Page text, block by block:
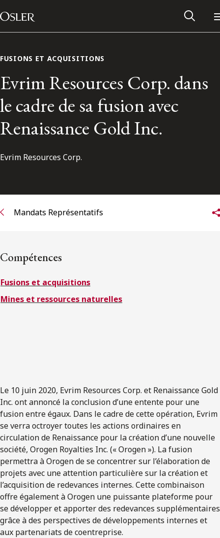
Passer au contenu
Main Navigation
S’abonner aux articles Osler
S’abonner
FUSIONS ET ACQUISITIONS
Evrim Resources Corp. dans
le cadre de sa fusion avec
Renaissance Gold Inc.
Evrim Resources Corp.
Mandats Représentatifs
Compétences
Fusions et acquisitions
Mines et ressources naturelles
Le 10 juin 2020, Evrim Resources Corp. et Renaissance Gold
Inc. ont annoncé la conclusion d’une entente pour une
fusion entre égaux. Dans le cadre de cette opération, Evrim
se verra octroyer toutes les actions ordinaires en
circulation de Renaissance pour la création d’une nouvelle
société, Orogen Royalties Inc. (« Orogen »). La fusion
permettra à Orogen de se concentrer sur l’élaboration de
projets avec une attention particulière sur la création et
l’acquisition de redevances internes. Cette combinaison
offre également à Orogen une puissante plateforme pour
se développer et apporter des redevances supplémentaires
grâce à des perspectives de développements internes et
aux partenariats de coentreprise.